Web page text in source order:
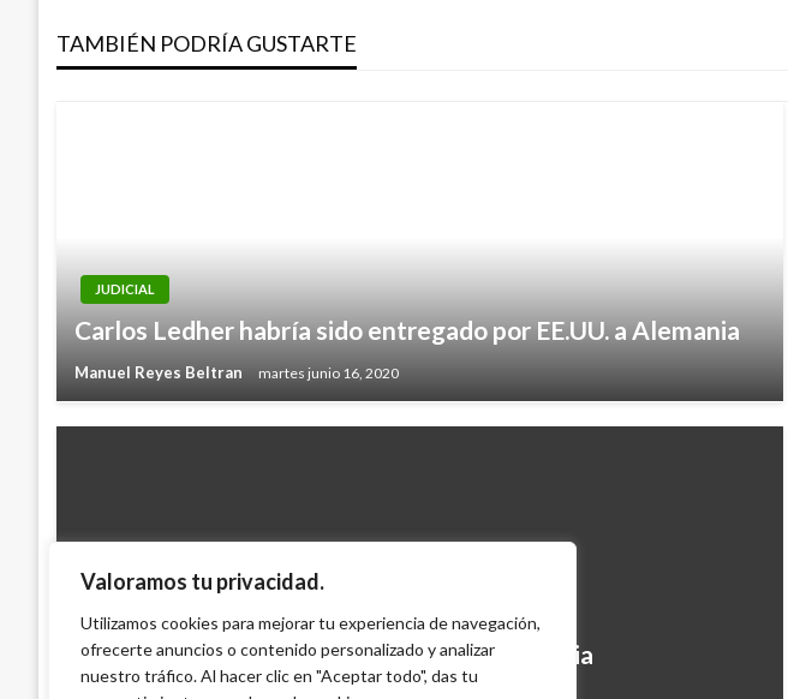
Valoramos tu privacidad.
Utilizamos cookies para mejorar tu experiencia de navegación,
ofrecerte anuncios o contenido personalizado y analizar
nuestro tráfico. Al hacer clic en "Aceptar todo", das tu
entradas
TAMBIÉN PODRÍA GUSTARTE
JUDICIAL
Carlos Ledher habría sido entregado por EE.UU. a Alemania
Manuel Reyes Beltran martes junio 16, 2020
Seis muertos en cruce de disparos en Armenia